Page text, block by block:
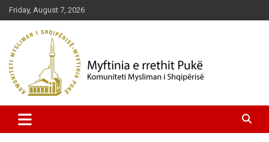
Skip
to
content
Friday, August 7, 2026
Myftinia Pukë | Faqja Zyrtare